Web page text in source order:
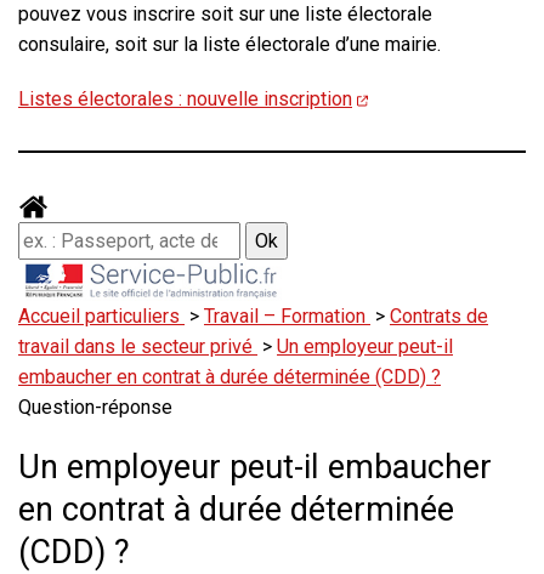
pouvez vous inscrire soit sur une liste électorale
consulaire, soit sur la liste électorale d’une mairie.
Listes électorales : nouvelle inscription
Accueil particuliers > Travail – Formation > Contrats de
travail dans le secteur privé > Un employeur peut-il
embaucher en contrat à durée déterminée (CDD) ?
Question-réponse
Un employeur peut-il embaucher
en contrat à durée déterminée
(CDD) ?